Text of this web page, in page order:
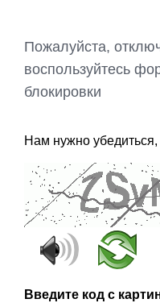
Пожалуйста,
воспользуйтесь
блокировки
Нам нужно
Введите код с